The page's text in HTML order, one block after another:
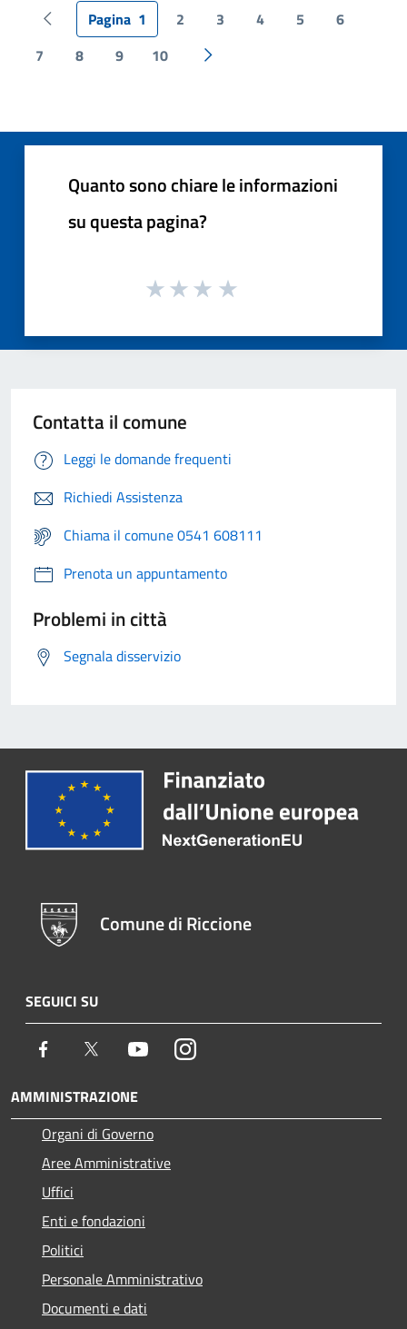
Pagina precedente
Pagina 1 2 3 4 5
6
7
8 9 10 Pagina successiva
Quanto sono chiare le informazioni
su questa pagina?
Contatta il comune
Leggi le domande frequenti
Richiedi Assistenza
Chiama il comune 0541 608111
Prenota un appuntamento
Problemi in città
Segnala disservizio
Comune di Riccione
SEGUICI SU
Facebook Twitter YoutubeInstagram
AMMINISTRAZIONE
Organi di Governo
Aree Amministrative
Uffici
Enti e fondazioni
Politici
Personale Amministrativo
Documenti e dati